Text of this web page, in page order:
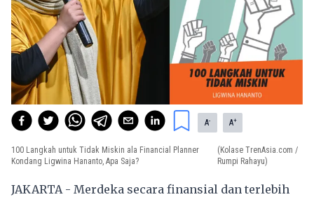
A- A+
100 Langkah untuk Tidak Miskin ala Financial Planner
Kondang Ligwina Hananto, Apa Saja?
(Kolase TrenAsia.com /
Rumpi Rahayu)
JAKARTA - Merdeka secara finansial dan terlebih